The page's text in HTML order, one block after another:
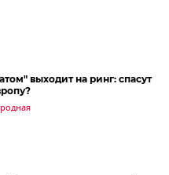
выходит на ринг: спасут